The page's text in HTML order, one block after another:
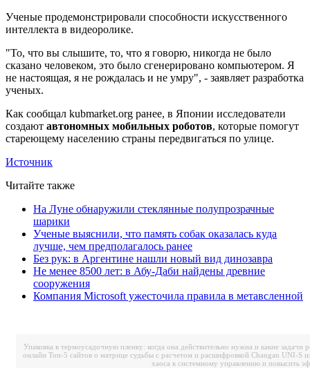
Ученые продемонстрировали способности искусственного
интеллекта в видеоролике.
"То, что вы слышите, то, что я говорю, никогда не было
сказано человеком, это было сгенерировано компьютером. Я
не настоящая, я не рождалась и не умру", - заявляет разработка
ученых.
Как сообщал kubmarket.org ранее, в Японии исследователи
создают автономных мобильных роботов, которые помогут
стареющему населению страны передвигаться по улице.
Источник
Читайте также
На Луне обнаружили стеклянные полупрозрачные
шарики
Ученые выяснили, что память собак оказалась куда
лучше, чем предполагалось ранее
Без рук: в Аргентине нашли новый вид динозавра
Не менее 8500 лет: в Абу-Даби найдены древние
сооружения
Компания Microsoft ужесточила правила в метавсленной
Упаковка в термоусадочную пленку: когда она действительно нужна и какие задачи
онлайн Топ-5 сайтов о матрице судьбы с расчетом и расшифровкой Changan UNI-S
хаоса к системному управлению и повысить